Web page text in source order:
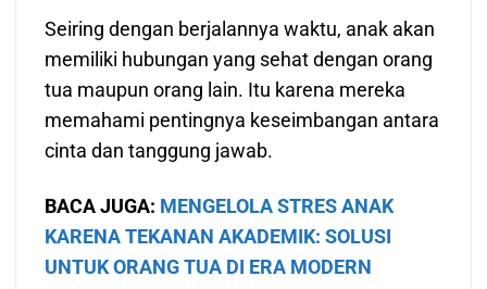
Seiring dengan berjalannya waktu, anak akan
memiliki hubungan yang sehat dengan orang
tua maupun orang lain. Itu karena mereka
memahami pentingnya keseimbangan antara
cinta dan tanggung jawab.
BACA JUGA: MENGELOLA STRES ANAK
KARENA TEKANAN AKADEMIK: SOLUSI
UNTUK ORANG TUA DI ERA MODERN